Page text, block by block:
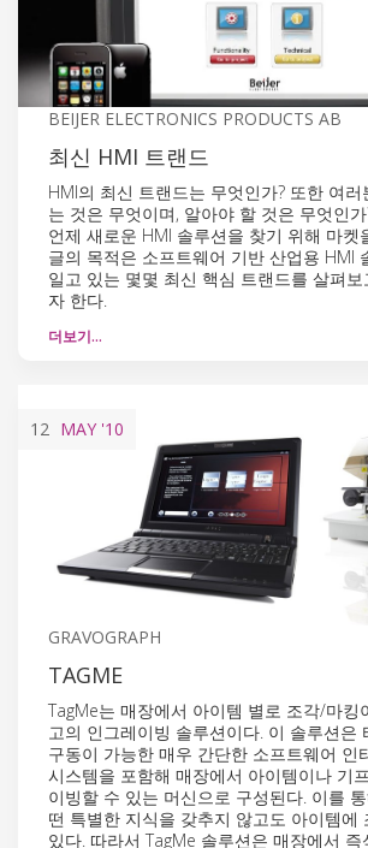
BEIJER ELECTRONICS PRODUCTS AB
최신 HMI 트랜드
HMI의 최신 트랜드는 무엇인가? 또한 여러
는 것은 무엇이며, 알아야 할 것은 무엇인
언제 새로운 HMI 솔루션을 찾기 위해 마켓
글의 목적은 소프트웨어 기반 산업용 HMI
일고 있는 몇몇 최신 핵심 트랜드를 살펴
자 한다.
더보기…
12 MAY '10
GRAVOGRAPH
TAGME
TagMe는 매장에서 아이템 별로 조각/마킹
고의 인그레이빙 솔루션이다. 이 솔루션은
구동이 가능한 매우 간단한 소프트웨어 인
시스템을 포함해 매장에서 아이템이나 기
이빙할 수 있는 머신으로 구성된다. 이를
떤 특별한 지식을 갖추지 않고도 아이템에
있다. 따라서 TagMe 솔루션은 매장에서